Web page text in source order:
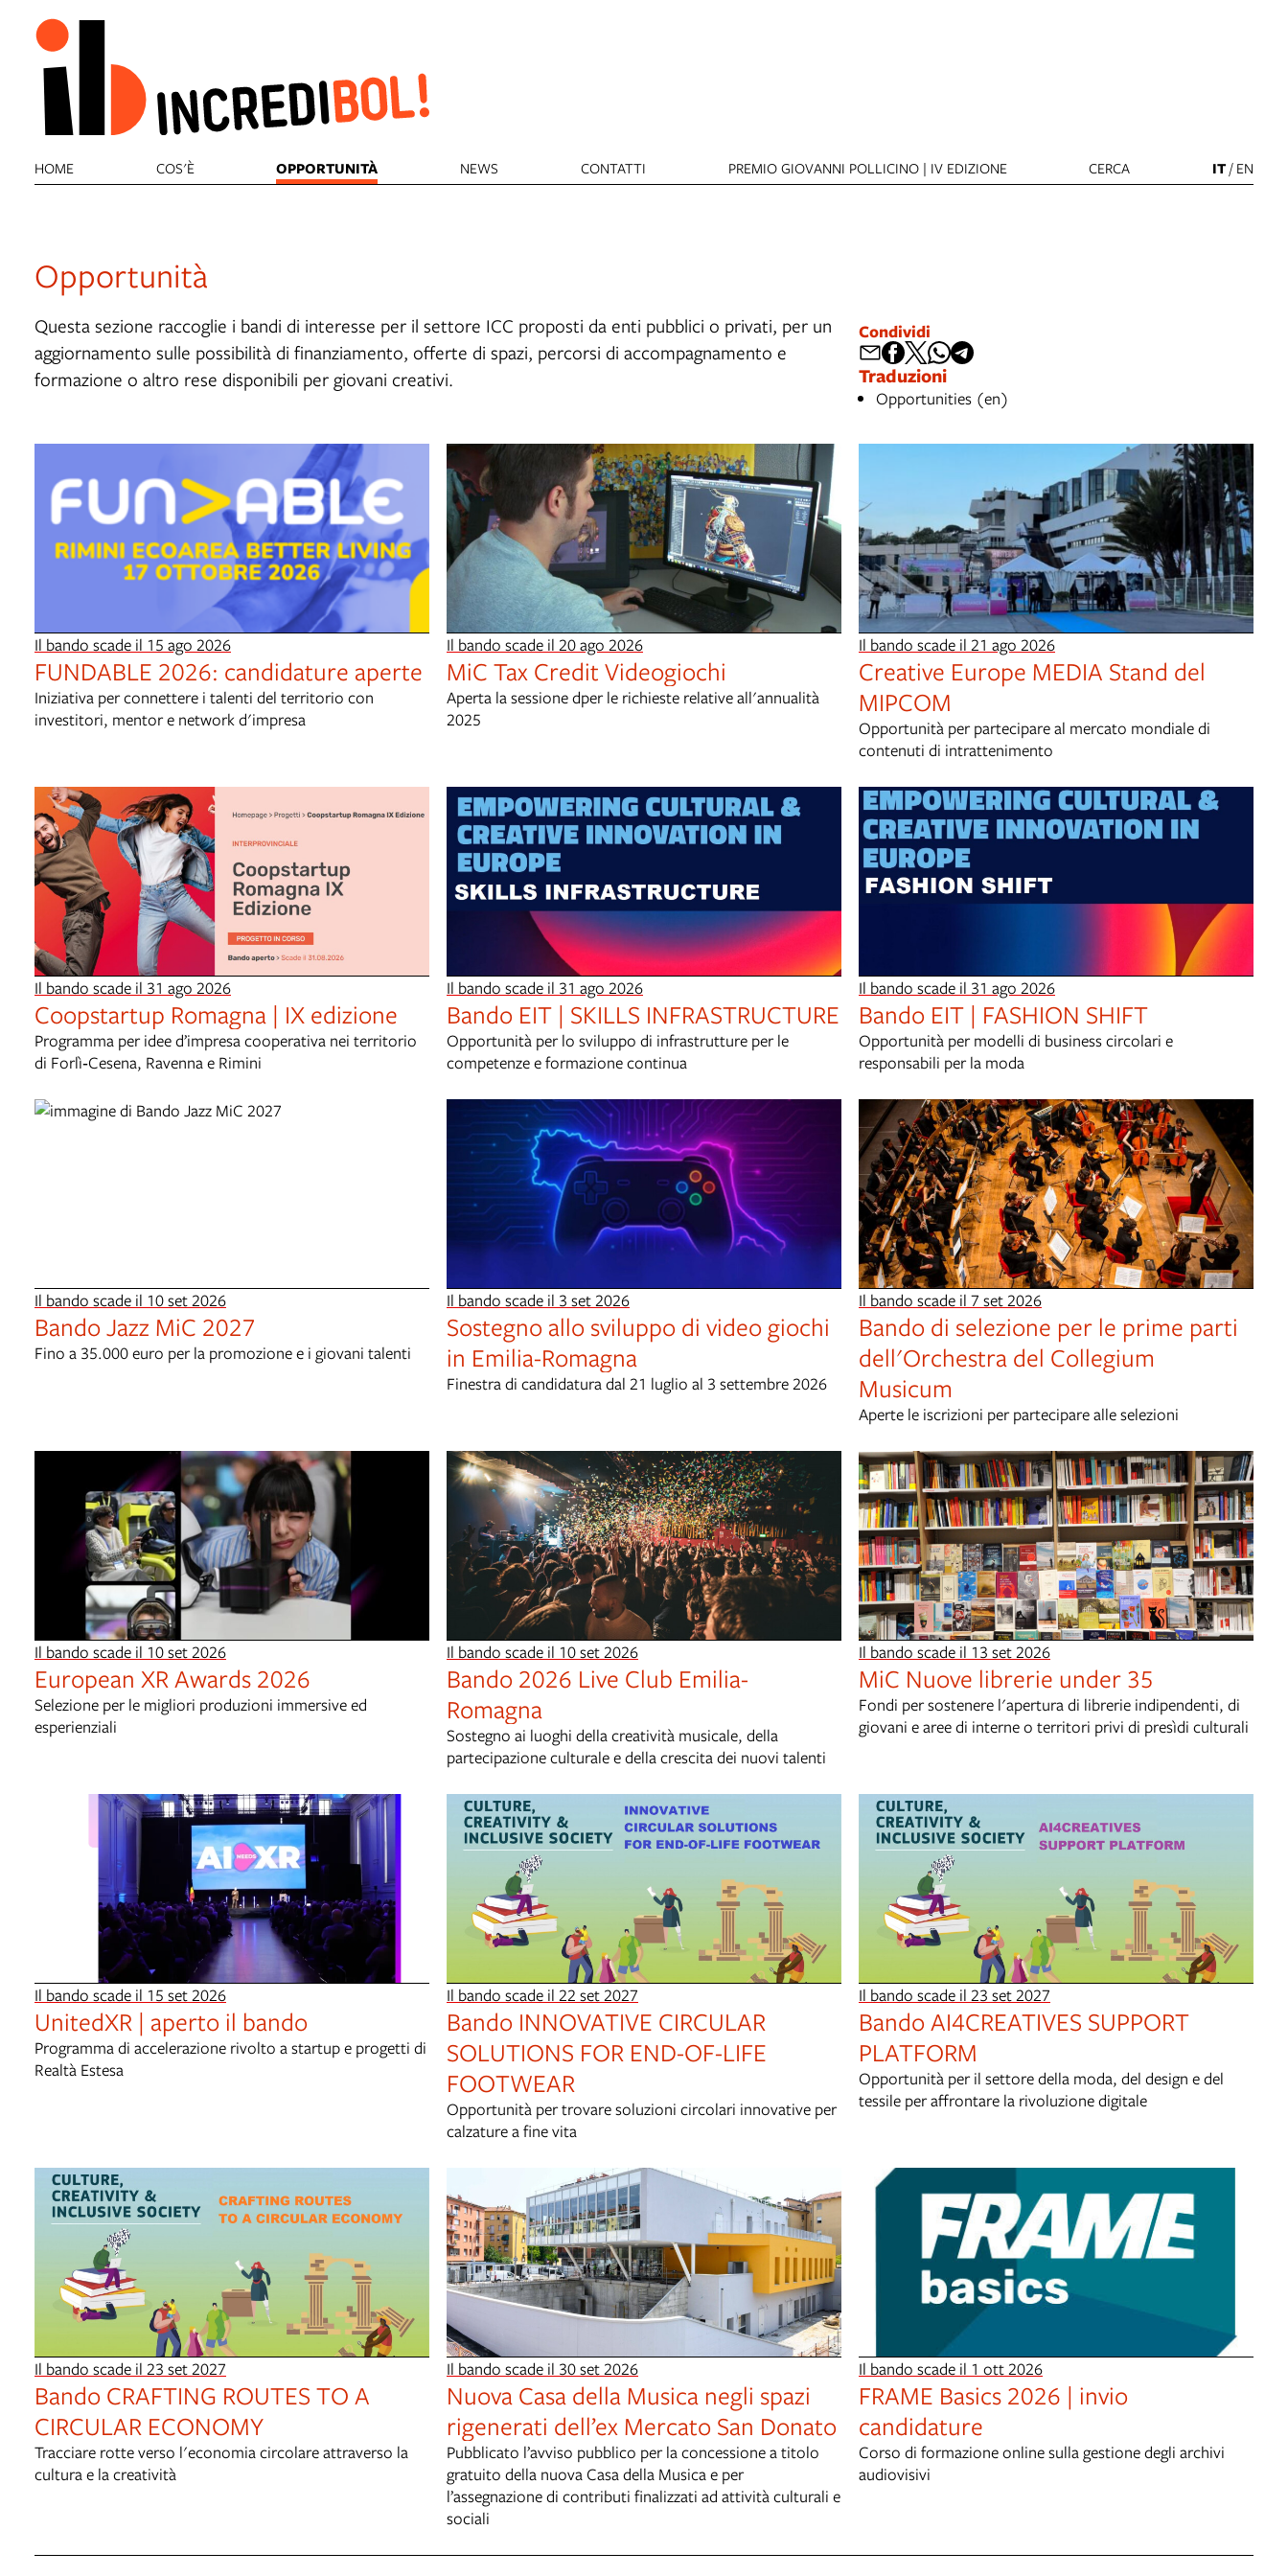
HOME COS'È OPPORTUNITÀ NEWS CONTATTI PREMIO GIOVANNI POLLICINO | IV EDIZIONE CERCA IT/ EN
Opportunità
Questa sezione raccoglie i bandi di interesse per il settore ICC proposti da enti pubblici o privati, per un
aggiornamento sulle possibilità di finanziamento, offerte di spazi, percorsi di accompagnamento e
formazione o altro rese disponibili per giovani creativi.
Condividi
Traduzioni
Opportunities (en)
Il bando scade il 15 ago 2026
FUNDABLE 2026: candidature aperte
Iniziativa per connettere i talenti del territorio con
investitori, mentor e network d'impresa
Il bando scade il 20 ago 2026
MiC Tax Credit Videogiochi
Aperta la sessione dper le richieste relative all'annualità
2025
Il bando scade il 21 ago 2026
Creative Europe MEDIA Stand del
MIPCOM
Opportunità per partecipare al mercato mondiale di
contenuti di intrattenimento
Il bando scade il 31 ago 2026
Coopstartup Romagna | IX edizione
Programma per idee d’impresa cooperativa nei territorio
di Forlì‑Cesena, Ravenna e Rimini
Il bando scade il 31 ago 2026
Bando EIT | SKILLS INFRASTRUCTURE
Opportunità per lo sviluppo di infrastrutture per le
competenze e formazione continua
Il bando scade il 31 ago 2026
Bando EIT | FASHION SHIFT
Opportunità per modelli di business circolari e
responsabili per la moda
Il bando scade il 10 set 2026
Bando Jazz MiC 2027
Fino a 35.000 euro per la promozione e i giovani talenti
Il bando scade il 3 set 2026
Sostegno allo sviluppo di video giochi
in Emilia-Romagna
Finestra di candidatura dal 21 luglio al 3 settembre 2026
Il bando scade il 7 set 2026
Bando di selezione per le prime parti
dell'Orchestra del Collegium
Musicum
Aperte le iscrizioni per partecipare alle selezioni
Il bando scade il 10 set 2026
European XR Awards 2026
Selezione per le migliori produzioni immersive ed
esperienziali
Il bando scade il 10 set 2026
Bando 2026 Live Club Emilia-
Romagna
Sostegno ai luoghi della creatività musicale, della
partecipazione culturale e della crescita dei nuovi talenti
Il bando scade il 13 set 2026
MiC Nuove librerie under 35
Fondi per sostenere l'apertura di librerie indipendenti, di
giovani e aree di interne o territori privi di presìdi culturali
Il bando scade il 15 set 2026
UnitedXR | aperto il bando
Programma di accelerazione rivolto a startup e progetti di
Realtà Estesa
Il bando scade il 22 set 2027
Bando INNOVATIVE CIRCULAR
SOLUTIONS FOR END-OF-LIFE
FOOTWEAR
Opportunità per trovare soluzioni circolari innovative per
calzature a fine vita
Il bando scade il 23 set 2027
Bando AI4CREATIVES SUPPORT
PLATFORM
Opportunità per il settore della moda, del design e del
tessile per affrontare la rivoluzione digitale
Il bando scade il 23 set 2027
Bando CRAFTING ROUTES TO A
CIRCULAR ECONOMY
Tracciare rotte verso l'economia circolare attraverso la
cultura e la creatività
Il bando scade il 30 set 2026
Nuova Casa della Musica negli spazi
rigenerati dell’ex Mercato San Donato
Pubblicato l’avviso pubblico per la concessione a titolo
gratuito della nuova Casa della Musica e per
l’assegnazione di contributi finalizzati ad attività culturali e
sociali
Il bando scade il 1 ott 2026
FRAME Basics 2026 | invio
candidature
Corso di formazione online sulla gestione degli archivi
audiovisivi